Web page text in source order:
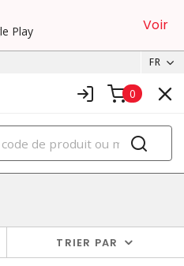
Play
Voir
FR
0
TRIER PAR